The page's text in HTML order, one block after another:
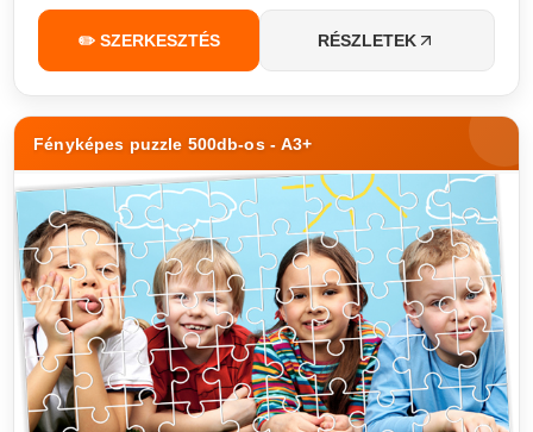
✏️ SZERKESZTÉS RÉSZLETEK
Fényképes puzzle 500db-os - A3+